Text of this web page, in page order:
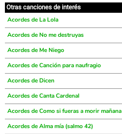
Otras canciones de interés
Acordes de La Lola
Acordes de No me destruyas
Acordes de Me Niego
Acordes de Canción para naufragio
Acordes de Dicen
Acordes de Canta Cardenal
Acordes de Como si fueras a morir mañana
Acordes de Alma mía (salmo 42)